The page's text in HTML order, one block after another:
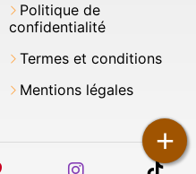
+
Politique de
confidentialité
Termes et conditions
Mentions légales